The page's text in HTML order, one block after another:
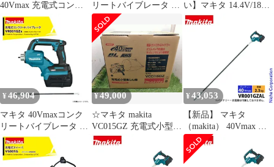
40Vmax 充電式コンク
リートバイブレータ モ
ータ部 本体のみ
(VR001GZ)
リートバイブレータ フ
レキシブルシャフト太
さφ32mm 長さ0.8mタイ
プ バッテリ・充電器別
売 VR001GZBS
い】マキタ 14.4V/18V
用バッテリホルダ
¥ 46,904
マキタ 40Vmaxコンク
リートバイブレータ フ
レキシブルシャフト太
さφ38mm 長さ1.2mタイ
プ バッテリ・充電器別
¥49,000
☆マキタ makita
VC015GZ 充電式小型集
じん機 本体のみ 未
¥ 43,053
【新品】 マキタ
（makita） 40Vmax 充
電式コンクリートバイ
ブレータ 径28mm
x1.7m 本体のみ